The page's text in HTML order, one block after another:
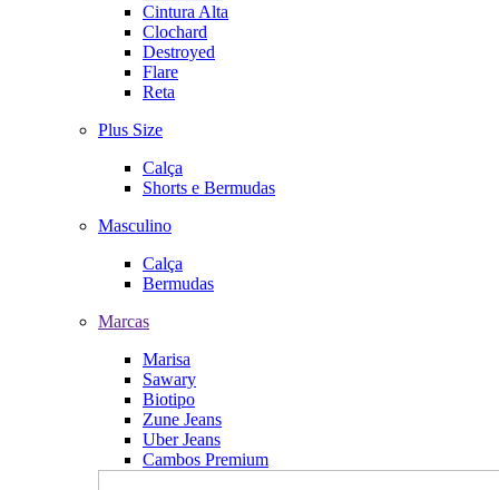
Cintura Alta
Clochard
Destroyed
Flare
Reta
Plus Size
Calça
Shorts e Bermudas
Masculino
Calça
Bermudas
Marcas
Marisa
Sawary
Biotipo
Zune Jeans
Uber Jeans
Cambos Premium